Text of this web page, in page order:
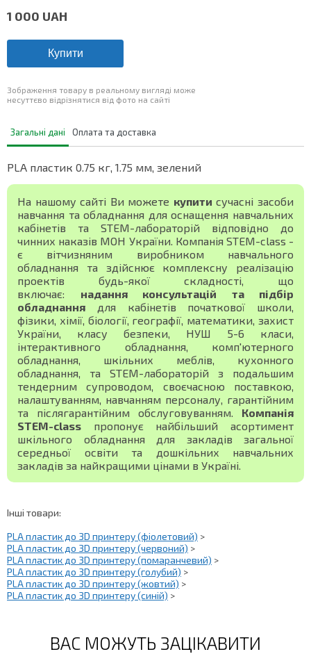
1 000 UAH
Купити
Зображення товару в реальному вигляді може
несуттєво відрізнятися від фото на сайті
Загальні дані Оплата та доставка
PLA пластик 0.75 кг, 1.75 мм, зелений
На нашому сайті Ви можете купити сучасні засоби
навчання та обладнання для оснащення навчальних
кабінетів та STEM-лабораторій відповідно до
чинних наказів МОН України. Компанія STEM-class -
є вітчизняним виробником навчального
обладнання та здійснює комплексну реалізацію
проектів будь-якої складності, що
включає: надання консультацій та підбір
обладнання для кабінетів початкової школи,
фізики, хімії, біології, географії, математики, захист
України, класу безпеки, НУШ 5-6 класи,
інтерактивного обладнання, комп'ютерного
обладнання, шкільних меблів, кухонного
обладнання, та STEM-лабораторій з подальшим
тендерним супроводом, своєчасною поставкою,
налаштуванням, навчанням персоналу, гарантійним
та післягарантійним обслуговуванням. Компанія
STEM-class пропонує найбільший асортимент
шкільного обладнання для закладів загальної
середньої освіти та дошкільних навчальних
закладів за найкращими цінами в Україні.
Інші товари:
PLA пластик до 3D принтеру (фіолетовий) >
PLA пластик до 3D принтеру (червоний) >
PLA пластик до 3D принтеру (помаранчевий) >
PLA пластик до 3D принтеру (голубий) >
PLA пластик до 3D принтеру (жовтий) >
PLA пластик до 3D принтеру (синій) >
ВАС МОЖУТЬ ЗАЦІКАВИТИ